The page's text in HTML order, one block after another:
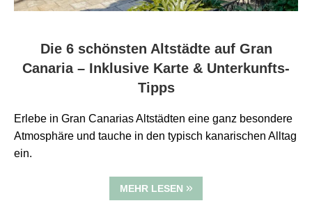
Die 6 schönsten Altstädte auf Gran
Canaria – Inklusive Karte & Unterkunfts-
Tipps
Erlebe in Gran Canarias Altstädten eine ganz besondere
Atmosphäre und tauche in den typisch kanarischen Alltag
ein.
MEHR LESEN